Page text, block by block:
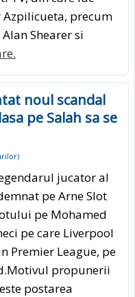
precum
Shearer si
noul scandal
pe Salah sa se
)
jucator al
pe Arne Slot
pe Mohamed
pe care Liverpool
Premier League, pe
propunerii
postarea